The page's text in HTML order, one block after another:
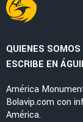
QUIENES SOMOS
ESCRIBE EN
América
Bolavip.com con
América.